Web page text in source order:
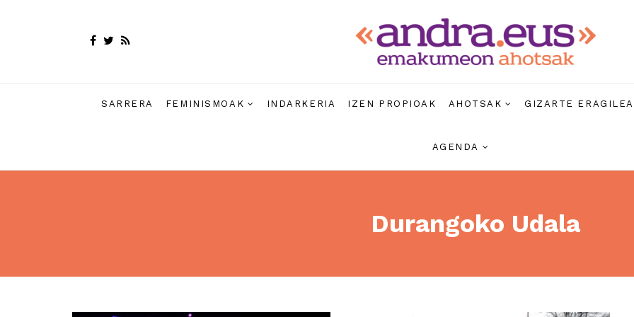
SARRERA FEMINISMOAK INDARKERIA IZEN PROPIOAK AHOTSAK GIZARTE
AGENDA
Durangoko Udala